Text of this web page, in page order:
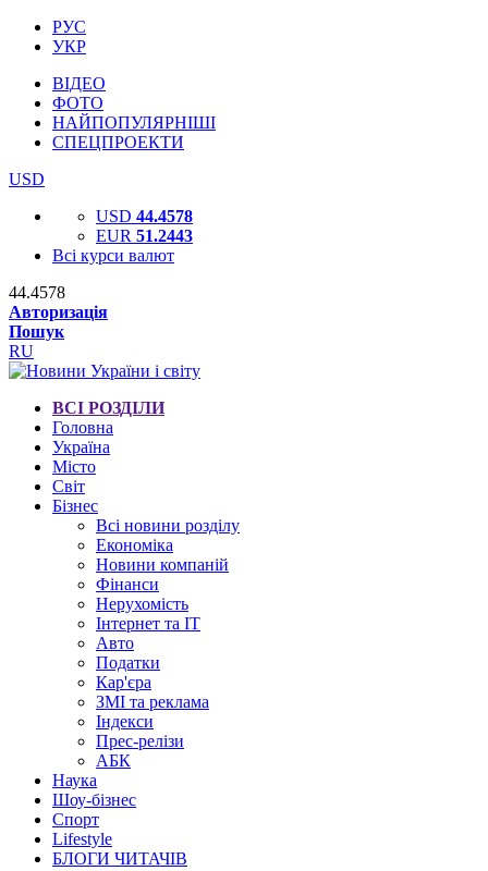
РУС
УКР
ВІДЕО
ФОТО
НАЙПОПУЛЯРНІШІ
СПЕЦПРОЕКТИ
USD
USD 44.4578
EUR 51.2443
Всі курси валют
44.4578
Авторизація
Пошук
RU
ВСІ РОЗДІЛИ
Головна
Україна
Місто
Світ
Бізнес
Всі новини розділу
Економіка
Новини компаній
Фінанси
Нерухомість
Інтернет та IT
Авто
Податки
Кар'єра
ЗМІ та реклама
Індекси
Прес-релізи
АБК
Наука
Шоу-бізнес
Спорт
Lifestyle
БЛОГИ ЧИТАЧІВ